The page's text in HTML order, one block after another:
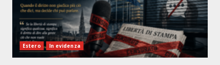
Estero In evidenza